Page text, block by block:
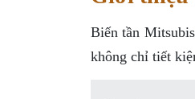
Biến tần
không chỉ tiết